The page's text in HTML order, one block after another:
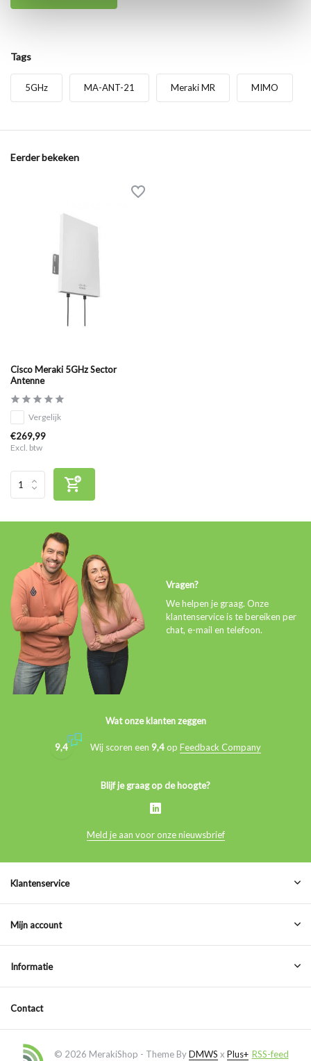
Tags
5GHz MA-ANT-21 Meraki MR MIMO
Eerder bekeken
Cisco Meraki 5GHz Sector
Antenne
Vergelijk
€269,99
Excl. btw
Vragen?
We helpen je graag. Onze
klantenservice is te bereiken per
chat, e-mail en telefoon.
Wat onze klanten zeggen
9,4 Wij scoren een 9,4op Feedback Company
Blijf je graag op de hoogte?
Meld je aan voor onze nieuwsbrief
Klantenservice
Mijn account
Informatie
Contact
© 2026 MerakiShop - Theme ByDMWS x Plus+ RSS-feed